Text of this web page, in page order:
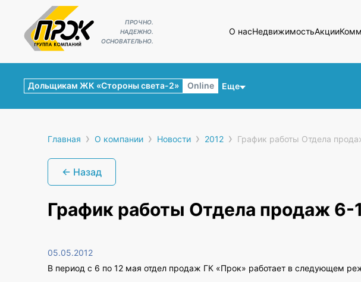
ПРОЧНО.
НАДЕЖНО.
ОСНОВАТЕЛЬНО.
О насНедвижимостьАкции
Еще
Дольщикам ЖК «Стороны света-2» Online
Главная › О компании › Новости › 2012 › График работы Отдела
← Назад
График работы Отдела продаж 6-
05.05.2012
В период c 6 по 12 мая отдел продаж ГК «Прок» работает в следующем